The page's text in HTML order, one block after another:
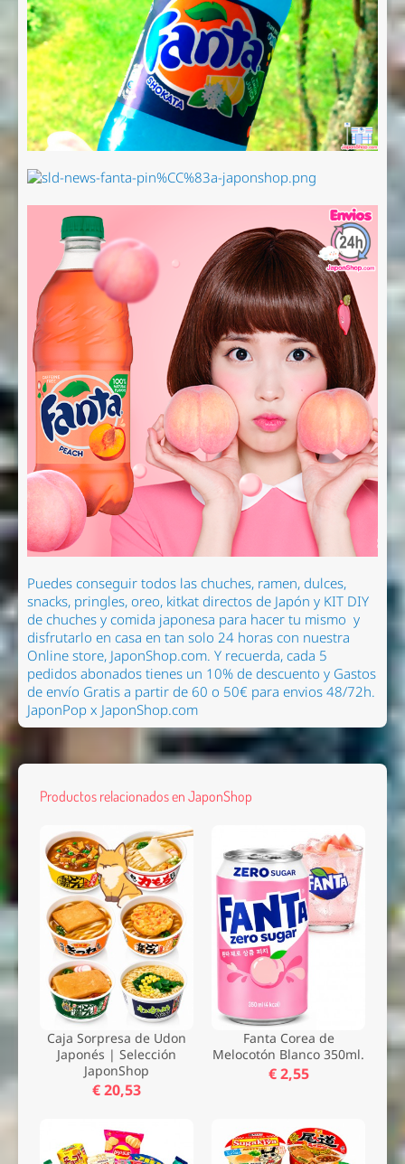
Puedes conseguir todos las chuches, ramen, dulces,
snacks, pringles, oreo, kitkat directos de Japón y KIT DIY
de chuches y comida japonesa para hacer tu mismo y
disfrutarlo en casa en tan solo 24 horas con nuestra
Online store, JaponShop.com. Y recuerda, cada 5
pedidos abonados tienes un 10% de descuento y Gastos
de envío Gratis a partir de 60 o 50€ para envios 48/72h.
JaponPop x JaponShop.com
Productos relacionados en JaponShop
Caja Sorpresa de Udon
Japonés | Selección
JaponShop
€ 20,53
Fanta Corea de
Melocotón Blanco 350ml.
€ 2,55